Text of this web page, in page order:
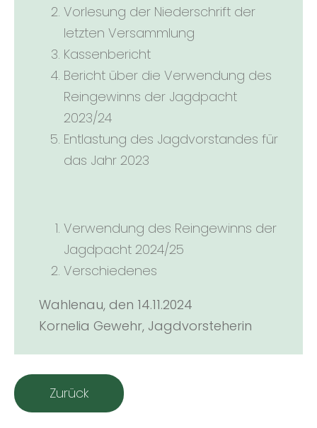
Vorlesung der Niederschrift der
letzten Versammlung
Kassenbericht
Bericht über die Verwendung des
Reingewinns der Jagdpacht
2023/24
Entlastung des Jagdvorstandes für
das Jahr 2023
Verwendung des Reingewinns der
Jagdpacht 2024/25
Verschiedenes
Wahlenau, den 14.11.2024
Kornelia Gewehr, Jagdvorsteherin
Zurück